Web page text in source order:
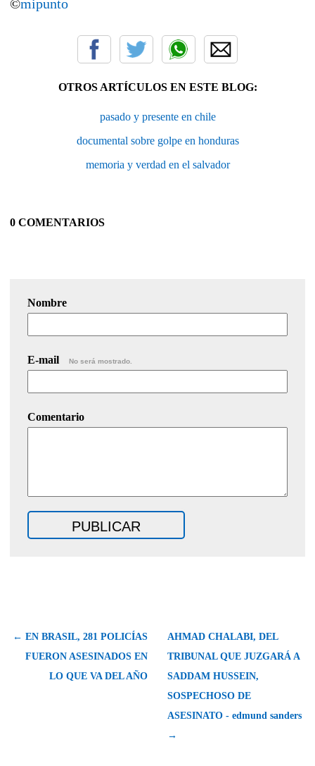
©mipunto
OTROS ARTÍCULOS EN ESTE BLOG:
pasado y presente en chile
documental sobre golpe en honduras
memoria y verdad en el salvador
0 COMENTARIOS
Nombre
E-mail No será mostrado.
Comentario
← EN BRASIL, 281 POLICÍAS
FUERON ASESINADOS EN
LO QUE VA DEL AÑO
AHMAD CHALABI, DEL
TRIBUNAL QUE JUZGARÁ A
SADDAM HUSSEIN,
SOSPECHOSO DE
ASESINATO - edmund sanders
→